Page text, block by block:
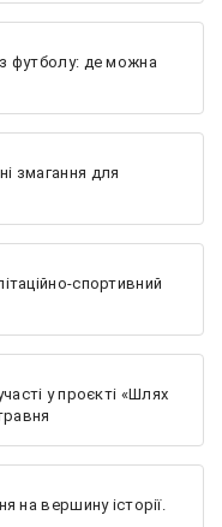
футболу: де можна
змагання для
спортивний
у проєкті «Шлях
на вершину історії.